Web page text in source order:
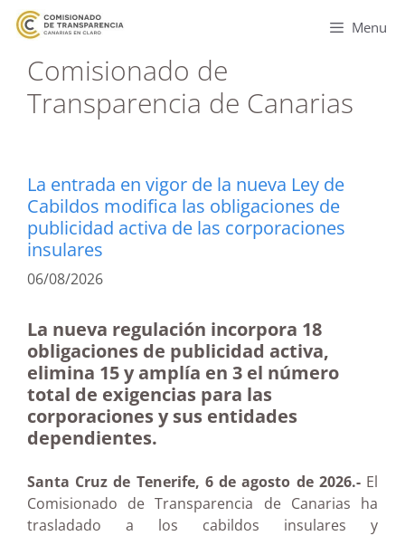
Menu
Comisionado de
Transparencia de Canarias
La entrada en vigor de la nueva Ley de
Cabildos modifica las obligaciones de
publicidad activa de las corporaciones
insulares
06/08/2026
La nueva regulación incorpora 18
obligaciones de publicidad activa,
elimina 15 y amplía en 3 el número
total de exigencias para las
corporaciones y sus entidades
dependientes.
Santa Cruz de Tenerife, 6 de agosto de 2026.-El
Comisionado de Transparencia de Canarias ha
trasladado a los cabildos insulares y